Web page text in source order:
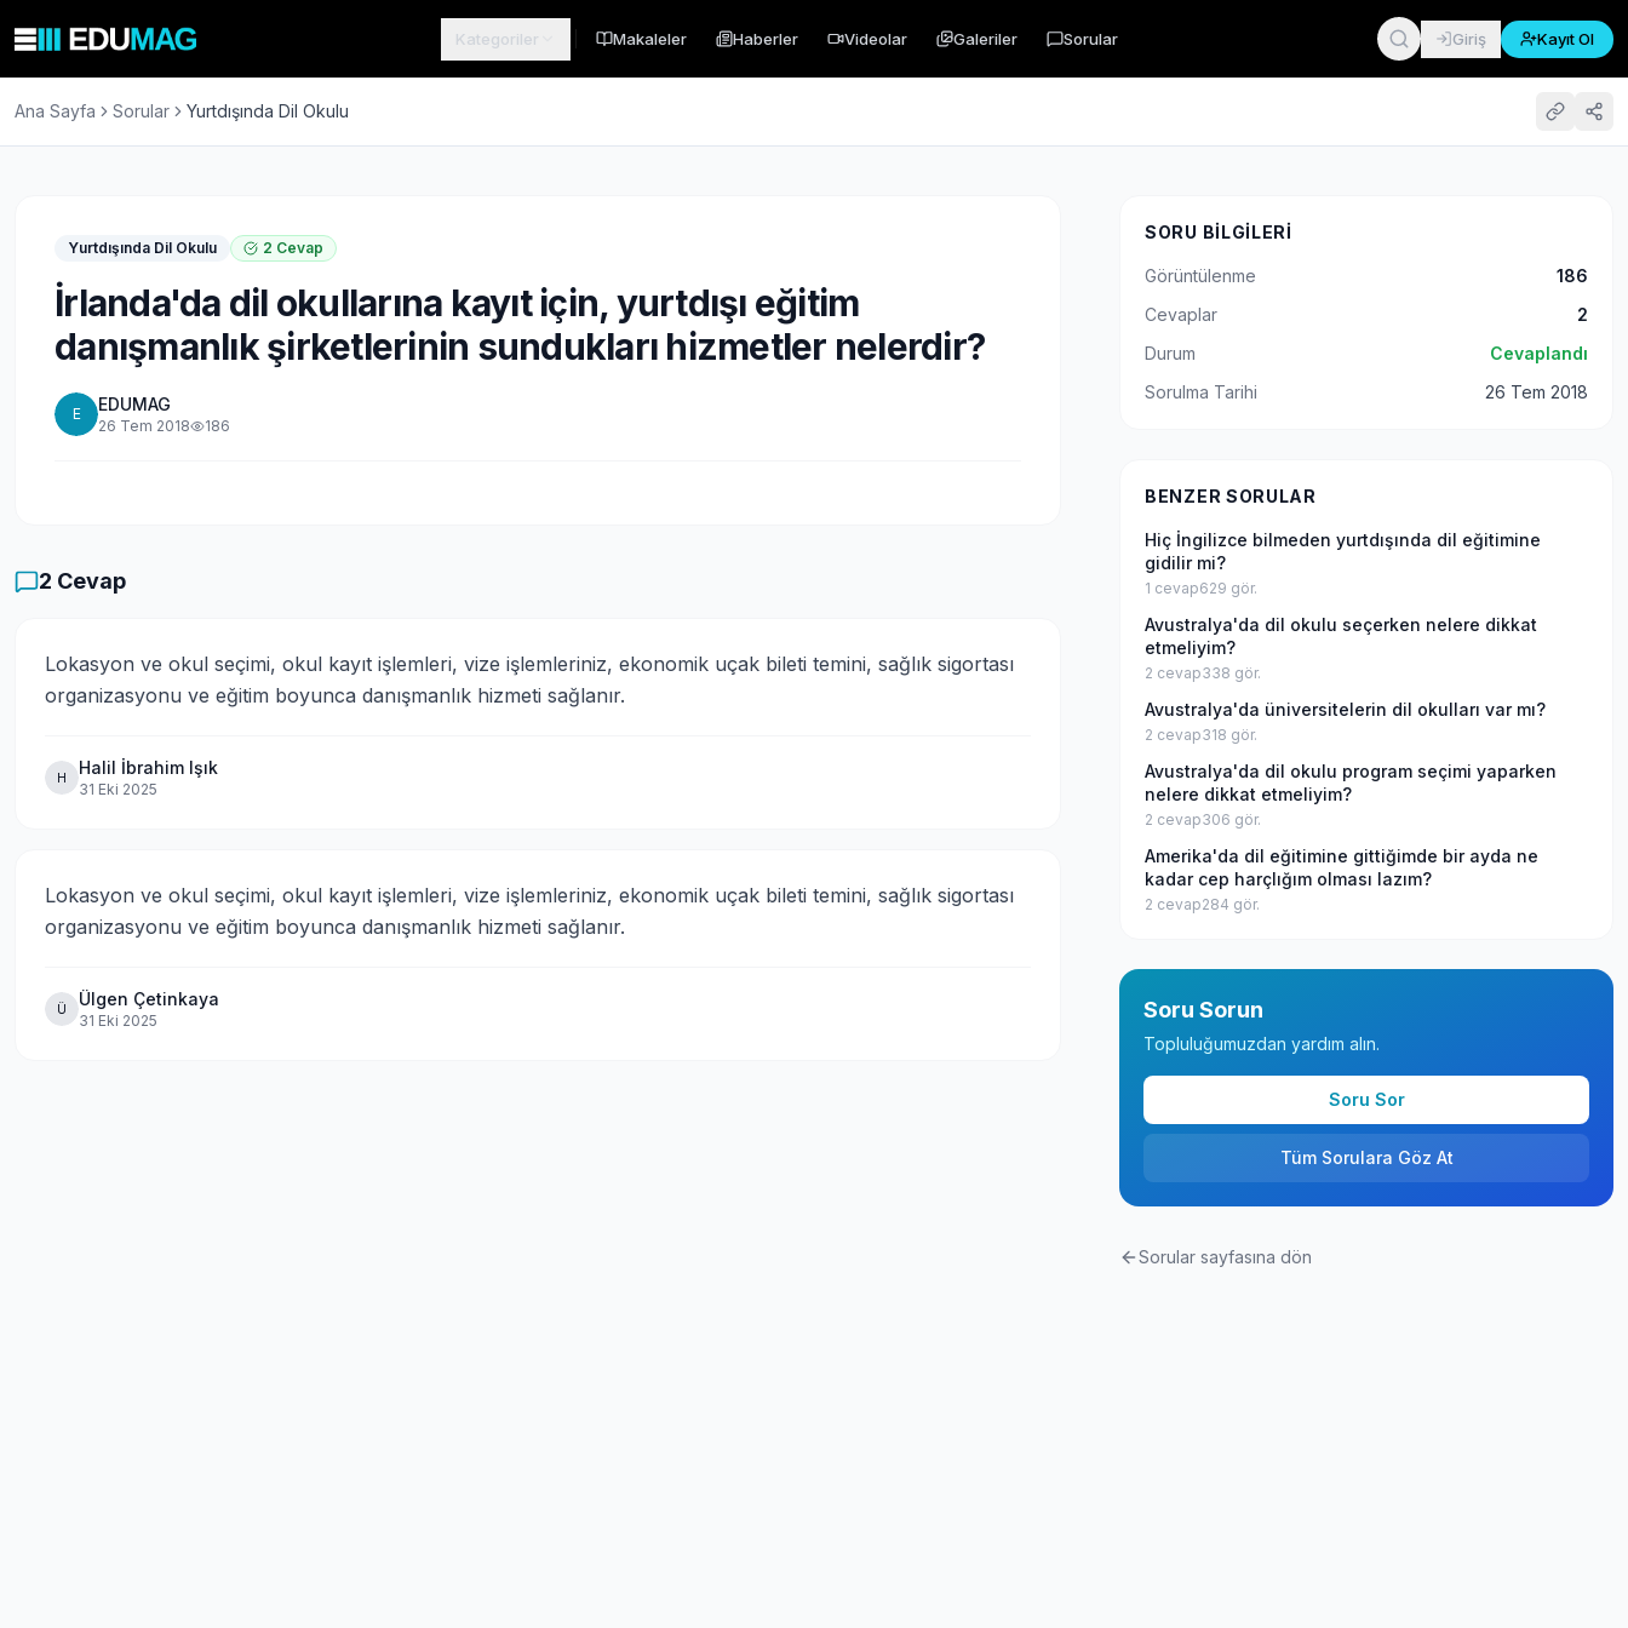
Kategoriler Makaleler Haberler Videolar Galeriler Sorular Giriş Kayıt Ol
Ana Sayfa Sorular Yurtdışında Dil Okulu
Yurtdışında Dil Okulu 2 Cevap
İrlanda'da dil okullarına kayıt için, yurtdışı eğitim
danışmanlık şirketlerinin sundukları hizmetler nelerdir?
E EDUMAG
26 Tem 2018 186
2 Cevap
Lokasyon ve okul seçimi, okul kayıt işlemleri, vize işlemleriniz, ekonomik uçak bileti temini, sağlık sigortası
organizasyonu ve eğitim boyunca danışmanlık hizmeti sağlanır.
H Halil İbrahim Işık
31 Eki 2025
Lokasyon ve okul seçimi, okul kayıt işlemleri, vize işlemleriniz, ekonomik uçak bileti temini, sağlık sigortası
organizasyonu ve eğitim boyunca danışmanlık hizmeti sağlanır.
Ü Ülgen Çetinkaya
31 Eki 2025
SORU BILGILERI
Görüntülenme
186
Cevaplar
2
Durum
Cevaplandı
Sorulma Tarihi
26 Tem 2018
BENZER SORULAR
Hiç İngilizce bilmeden yurtdışında dil eğitimine
gidilir mi?
1 cevap629 gör.
Avustralya'da dil okulu seçerken nelere dikkat
etmeliyim?
2 cevap338 gör.
Avustralya'da üniversitelerin dil okulları var mı?
2 cevap318 gör.
Avustralya'da dil okulu program seçimi yaparken
nelere dikkat etmeliyim?
2 cevap306 gör.
Amerika'da dil eğitimine gittiğimde bir ayda ne
kadar cep harçlığım olması lazım?
2 cevap284 gör.
Soru Sorun
Topluluğumuzdan yardım alın.
Soru Sor
Tüm Sorulara Göz At
Sorular sayfasına dön